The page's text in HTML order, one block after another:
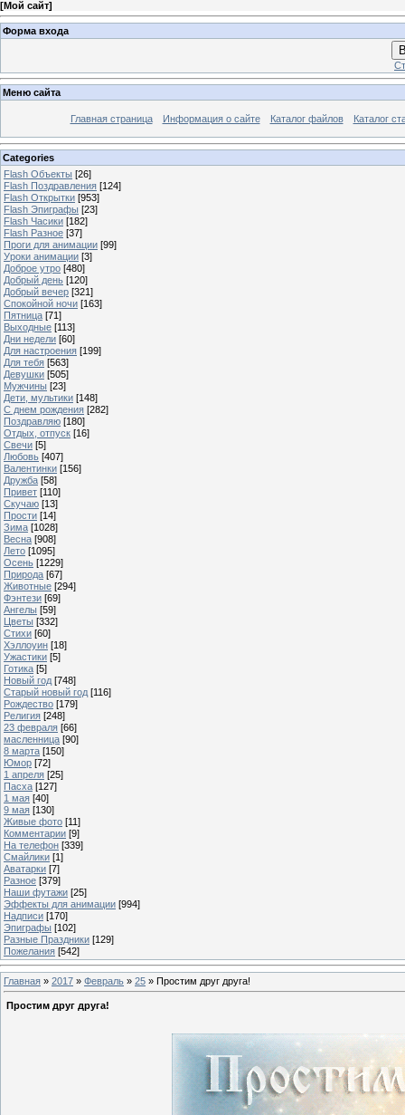
[Мой сайт]
Форма входа
Меню сайта
Главная страница Информация о сайте Каталог файлов Каталог
Categories
Flash Объекты [26]
Flash Поздравления [124]
Flash Открытки [953]
Flash Эпиграфы [23]
Flash Часики [182]
Flash Разное [37]
Проги для анимации [99]
Уроки анимации [3]
Доброе утро [480]
Добрый день [120]
Добрый вечер [321]
Спокойной ночи [163]
Пятница [71]
Выходные [113]
Дни недели [60]
Для настроения [199]
Для тебя [563]
Девушки [505]
Мужчины [23]
Дети, мультики [148]
С днем рождения [282]
Поздравляю [180]
Отдых, отпуск [16]
Свечи [5]
Любовь [407]
Валентинки [156]
Дружба [58]
Привет [110]
Скучаю [13]
Прости [14]
Зима [1028]
Весна [908]
Лето [1095]
Осень [1229]
Природа [67]
Животные [294]
Фэнтези [69]
Ангелы [59]
Цветы [332]
Стихи [60]
Хэллоуин [18]
Ужастики [5]
Готика [5]
Новый год [748]
Старый новый год [116]
Рождество [179]
Религия [248]
23 февраля [66]
масленница [90]
8 марта [150]
Юмор [72]
1 апреля [25]
Пасха [127]
1 мая [40]
9 мая [130]
Живые фото [11]
Комментарии [9]
На телефон [339]
Смайлики [1]
Аватарки [7]
Разное [379]
Наши футажи [25]
Эффекты для анимации [994]
Надписи [170]
Эпиграфы [102]
Разные Праздники [129]
Пожелания [542]
Главная » 2017 » Февраль » 25 » Простим друг друга!
Простим друг друга!